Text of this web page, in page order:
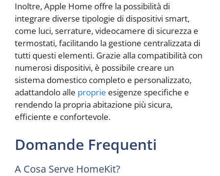
Inoltre, Apple Home offre la possibilità di
integrare diverse tipologie di dispositivi smart,
come luci, serrature, videocamere di sicurezza e
termostati, facilitando la gestione centralizzata di
tutti questi elementi. Grazie alla compatibilità con
numerosi dispositivi, è possibile creare un
sistema domestico completo e personalizzato,
adattandolo alle proprie esigenze specifiche e
rendendo la propria abitazione più sicura,
efficiente e confortevole.
Domande Frequenti
A Cosa Serve HomeKit?